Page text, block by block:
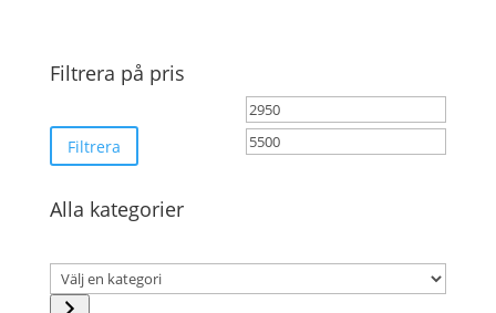
Filtrera på pris
Min
pris
Filtrera
Alla kategorier
Välj
en